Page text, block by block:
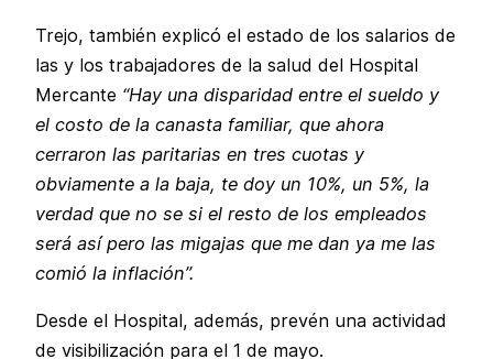
Trejo, también explicó el estado de los salarios de
las y los trabajadores de la salud del Hospital
Mercante “Hay una disparidad entre el sueldo y
el costo de la canasta familiar, que ahora
cerraron las paritarias en tres cuotas y
obviamente a la baja, te doy un 10%, un 5%, la
verdad que no se si el resto de los empleados
será así pero las migajas que me dan ya me las
comió la inflación”.
Desde el Hospital, además, prevén una actividad
de visibilización para el 1 de mayo.